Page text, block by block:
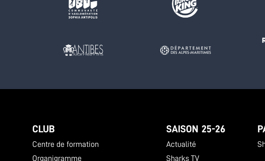
CLUB
Centre de formation
Organigramme
SAISON 25-26
Actualité
Sharks TV